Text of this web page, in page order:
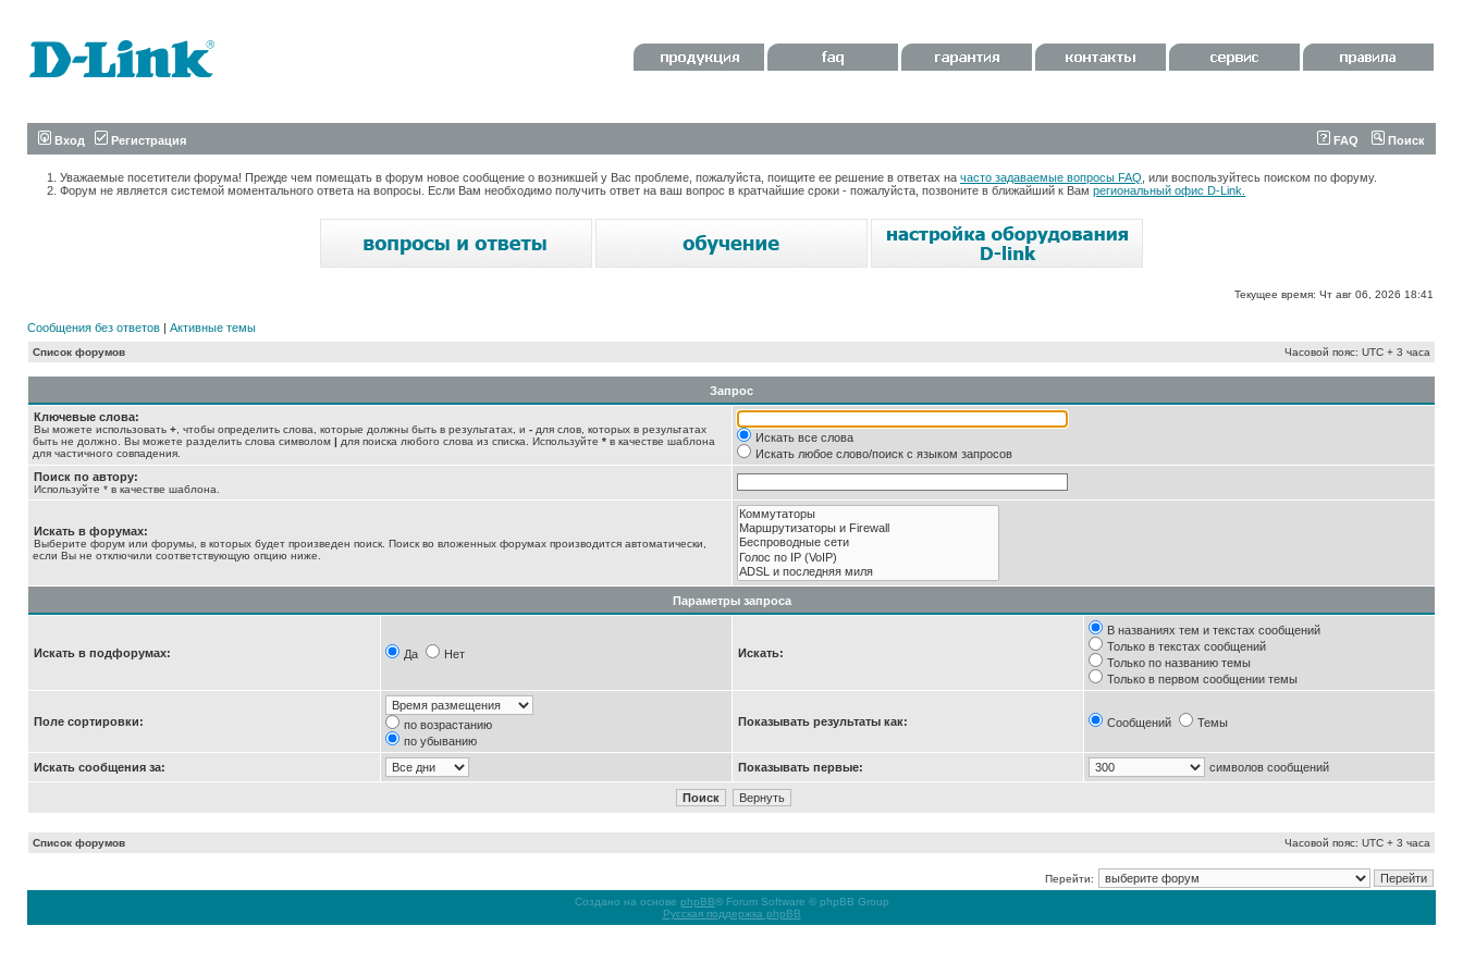
Вход Регистрация FAQ Поиск
Уважаемые посетители форума! Прежде чем помещать в форум новое сообщение о возникшей у Вас проблеме, пожалуйста, поищите ее решение в ответах на часто задаваемые вопросы FAQ , или воспользуйтесь поиском по форуму.
Форум не является системой моментального ответа на вопросы. Если Вам необходимо получить ответ на ваш вопрос в кратчайшие сроки - пожалуйста, позвоните в ближайший к Вам региональный офис D-Link.
Текущее время: Чт авг 06, 2026 18:41
Сообщения без ответов | Активные темы
Список форумов Часовой пояс: UTC + 3 часа
Запрос
Ключевые слова:
Вы можете использовать + , чтобы определить слова, которые должны быть в результатах, и - для слов, которых в результатах
быть не должно. Вы можете разделить слова символом | для поиска любого слова из списка. Используйте * в качестве шаблона
для частичного совпадения.
Искать все слова
Искать любое слово/поиск с языком запросов
Поиск по автору:
Используйте * в качестве шаблона.
Искать в форумах:
Выберите форум или форумы, в которых будет произведен поиск. Поиск во вложенных форумах производится автоматически,
если Вы не отключили соответствующую опцию ниже.
Параметры запроса
Искать в подфорумах: Да Нет Искать:
В названиях тем и текстах сообщений
Только в текстах сообщений
Только по названию темы
Только в первом сообщении темы
Поле сортировки:
по возрастанию
по убыванию
Показывать результаты как: Сообщений Темы
Искать сообщения за: Показывать первые: символов сообщений
Список форумов Часовой пояс: UTC + 3 часа
Перейти:
Создано на основе phpBB® Forum Software © phpBB Group
Русская поддержка phpBB